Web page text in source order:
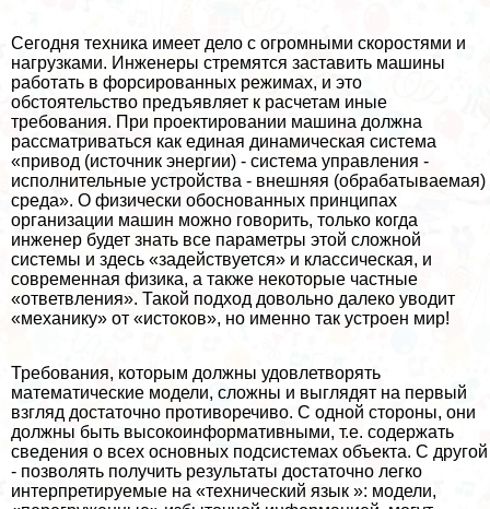
Сегодня техника имеет дело с огромными скоростями и
нагрузками. Инженеры стремятся заставить машины
работать в форсированных режимах, и это
обстоятельство предъявляет к расчетам иные
требования. При проектировании машина должна
рассматриваться как единая динамическая система
«привод (источник энергии) - система управления -
исполнительные устройства - внешняя (обpaбатываемая)
среда». О физически обоснованных принципах
организации машин можно говорить, только когда
инженер будет знать все параметры этой сложной
системы и здесь «задействуется» и классическая, и
современная физика, а также некоторые частные
«ответвления». Такой подход довольно далеко уводит
«механику» от «истоков», но именно так устроен мир!
Требования, которым должны удовлетворять
математические модели, сложны и выглядят на первый
взгляд достаточно противоречиво. С одной стороны, они
должны быть высокоинформативными, т.е. содержать
сведения о всех основных подсистемах объекта. С другой
- позволять получить результаты достаточно легко
интерпретируемые на «технический язык »: модели,